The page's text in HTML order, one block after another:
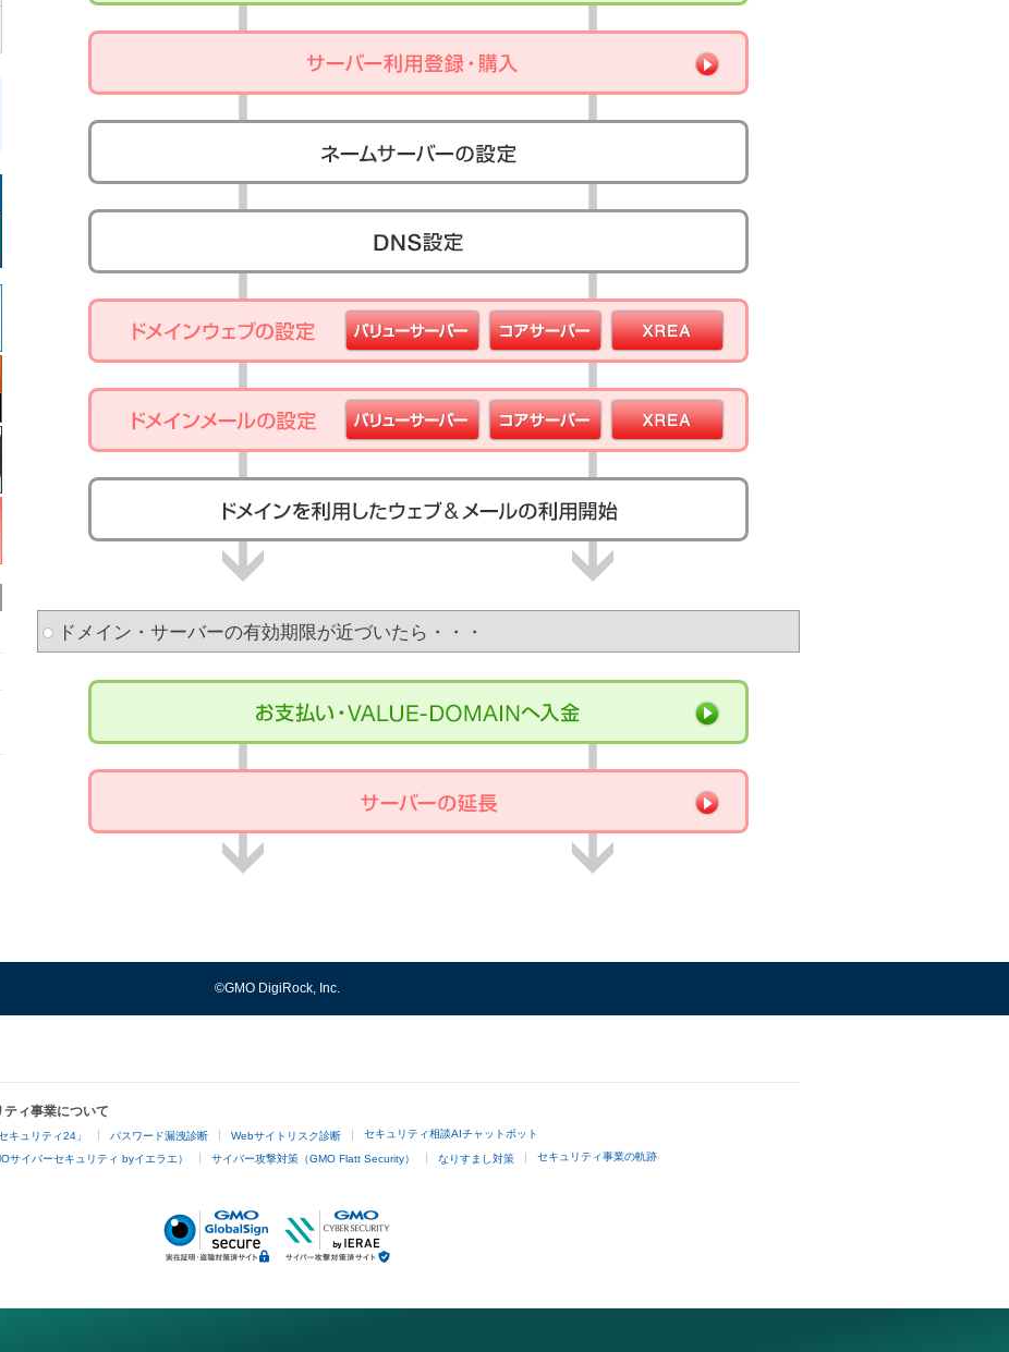
ドメイン・サーバーの有効期限が近づいたら・・・
©GMO DigiRock, Inc.
ィ事業について
キュリティ24」 パスワード漏洩診断 Webサイトリスク診断 セキュリティ相談AIチャットボット
サイバーセキュリティ byイエラエ） サイバー攻撃対策（GMO Flatt Security） なりすまし対策 セキュリティ事業の軌跡